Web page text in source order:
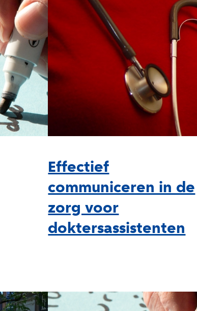
Effectief
communiceren in de
zorg voor
doktersassistenten